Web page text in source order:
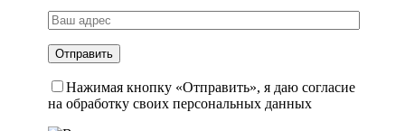
Нажимая кнопку «Отправить», я даю согласие
на обработку своих персональных данных